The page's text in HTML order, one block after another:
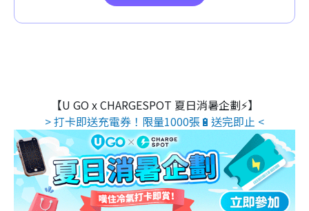
【U GO x CHARGESPOT 夏日消暑企劃⚡】
> 打卡即送充電券！限量1000張🔋送完即止 <